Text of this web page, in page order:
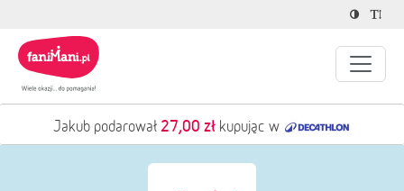
Jakub podarował 27,00 zł kupując w